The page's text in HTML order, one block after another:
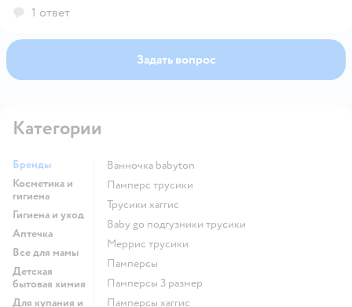
раздражении кожи.
1 ответ
Задать вопрос
Категории
Бренды
Косметика и
гигиена
Гигиена и уход
Аптечка
Все для мамы
Детская
бытовая химия
Для купания и
ванночка babyton
памперс трусики
трусики хаггис
baby go подгузники трусики
меррис трусики
памперсы
памперсы 3 размер
памперсы хаггис